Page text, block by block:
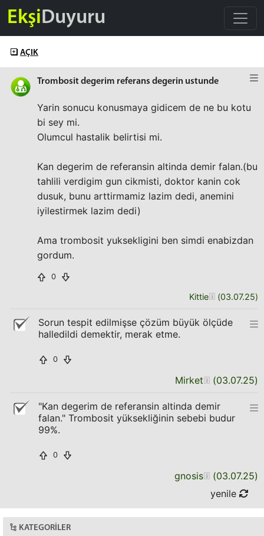
EkşiDuyuru
AÇIK
Trombosit degerim referans degerin ustunde
Yarin sonucu konusmaya gidicem de ne bu kotu
bi sey mi.
Olumcul hastalik belirtisi mi.
Kan degerim de referansin altinda demir falan.(bu
tahlili verdigim gun cikmisti, doktor kanin cok
dusuk, bunu arttirmamiz lazim dedi, anemini
iyilestirmek lazim dedi)
Ama trombosit yuksekligini ben simdi enabizdan
gordum.
0
Kittie (03.07.25)
Sorun tespit edilmişse çözüm büyük ölçüde
halledildi demektir, merak etme.
0
Mirket (03.07.25)
"Kan degerim de referansin altinda demir
falan." Trombosit yüksekliğinin sebebi budur
99%.
0
gnosis (03.07.25)
yenile
KATEGORILER